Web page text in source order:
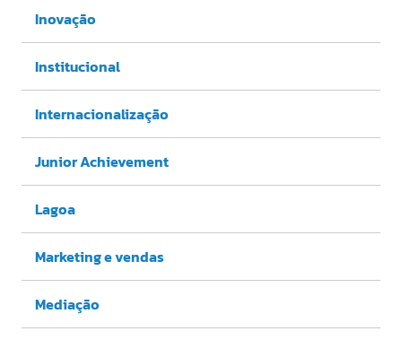
Inovação
Institucional
Internacionalização
Junior Achievement
Lagoa
Marketing e vendas
Mediação